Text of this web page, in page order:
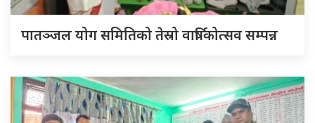
पातञ्जल योग समितिको तेस्रो वार्षिकोत्सव सम्पन्न